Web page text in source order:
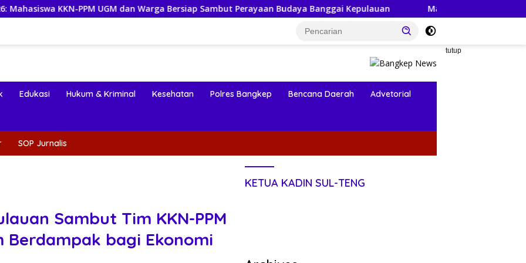
PPM UGM dan Warga Bersiap Sambut Perayaan Budaya Banggai Kepulauan Mahasiswa KKN-PPM UGM Data Situs
tutup
Edukasi Hukum & Kriminal Kesehatan Polres Bangkep Bencana Daerah Advetorial
SOP Jurnalis
Sambut Tim KKN-PPM
Berdampak bagi Ekonomi
KETUA KADIN SUL-TENG